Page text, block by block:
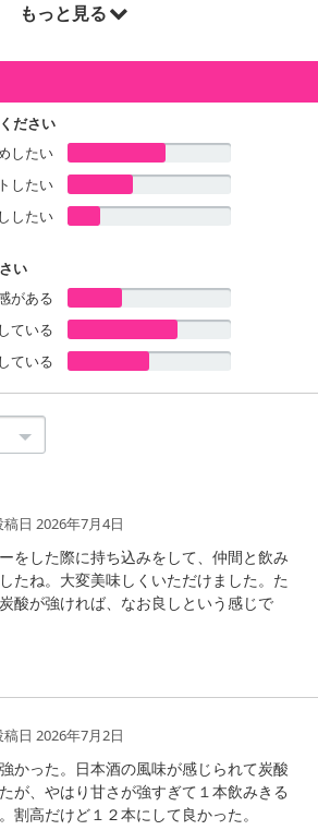
はお受けできません。
ずご確認いただき、お届けする商品セット
ニューアル(成分など含む)等により、参考
ーコードなど、お届け商品と多少異なる場
もっと見る
ださい
したい
したい
したい
い
がある
ている
ている
稿日 2026年7月4日
をした際に持ち込みをして、仲間と飲み
たね。大変美味しくいただけました。た
酸が強ければ、なお良しという感じで
稿日 2026年7月2日
かった。日本酒の風味が感じられて炭酸
が、やはり甘さが強すぎて１本飲みきる
割高だけど１２本にして良かった。